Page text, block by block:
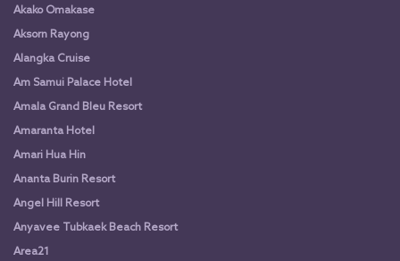
Akako Omakase
Aksorn Rayong
Alangka Cruise
Am Samui Palace Hotel
Amala Grand Bleu Resort
Amaranta Hotel
Amari Hua Hin
Ananta Burin Resort
Angel Hill Resort
Anyavee Tubkaek Beach Resort
Area21